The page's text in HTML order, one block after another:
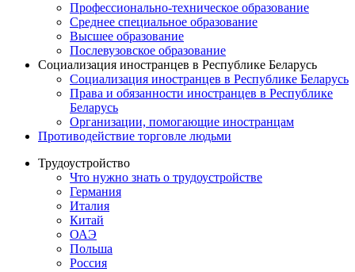
Профессионально-техническое образование
Среднее специальное образование
Высшее образование
Послевузовское образование
Социализация иностранцев в Республике Беларусь
Социализация иностранцев в Республике Беларусь
Права и обязанности иностранцев в Республике
Беларусь
Oрганизации, помогающие иностранцам
Противодействие торговле людьми
Трудоустройство
Что нужно знать о трудоустройстве
Германия
Италия
Китай
ОАЭ
Польша
Россия